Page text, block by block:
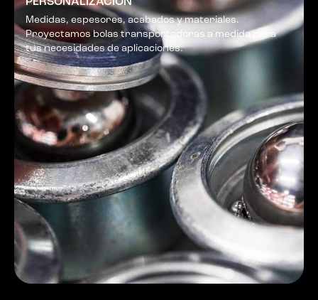
PERSONALIZACIÓN
Medidas, espesores, acabados y materiales.
Proyectamos bolas transportadoras a medida para
tus necesidades de aplicaciones.